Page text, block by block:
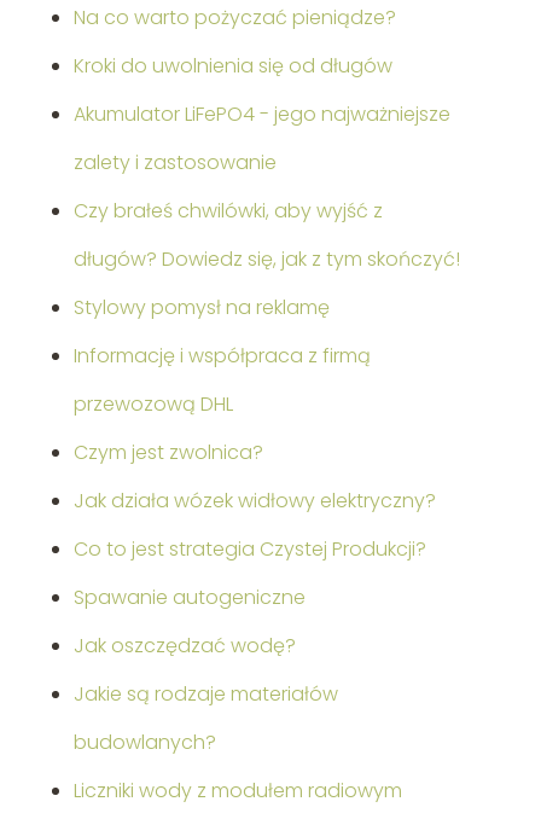
Na co warto pożyczać pieniądze?
Kroki do uwolnienia się od długów
Akumulator LiFePO4 - jego najważniejsze
zalety i zastosowanie
Czy brałeś chwilówki, aby wyjść z
długów? Dowiedz się, jak z tym skończyć!
Stylowy pomysł na reklamę
Informację i współpraca z firmą
przewozową DHL
Czym jest zwolnica?
Jak działa wózek widłowy elektryczny?
Co to jest strategia Czystej Produkcji?
Spawanie autogeniczne
Jak oszczędzać wodę?
Jakie są rodzaje materiałów
budowlanych?
Liczniki wody z modułem radiowym